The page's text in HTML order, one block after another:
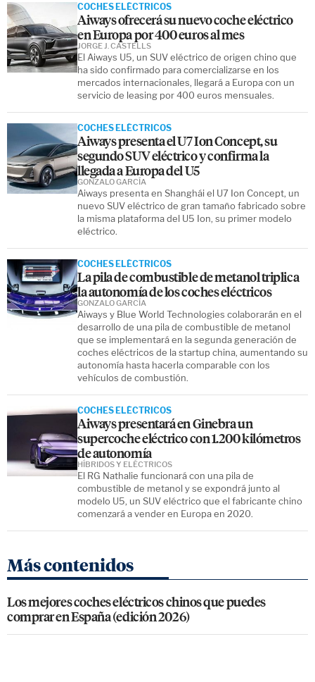
COCHES ELÉCTRICOS
Aiways ofrecerá su nuevo coche eléctrico
en Europa por 400 euros al mes
El Aiways U5, un SUV eléctrico de origen chino que
ha sido confirmado para comercializarse en los
mercados internacionales, llegará a Europa con un
servicio de leasing por 400 euros mensuales.
JORGE J. CASTELLS
COCHES ELÉCTRICOS
Aiways presenta el U7 Ion Concept, su
segundo SUV eléctrico y confirma la
llegada a Europa del U5
Aiways presenta en Shanghái el U7 Ion Concept, un
nuevo SUV eléctrico de gran tamaño fabricado sobre
la misma plataforma del U5 Ion, su primer modelo
eléctrico.
GONZALO GARCÍA
COCHES ELÉCTRICOS
La pila de combustible de metanol triplica
la autonomía de los coches eléctricos
Aiways y Blue World Technologies colaborarán en el
desarrollo de una pila de combustible de metanol
que se implementará en la segunda generación de
coches eléctricos de la startup china, aumentando su
autonomía hasta hacerla comparable con los
vehículos de combustión.
GONZALO GARCÍA
COCHES ELÉCTRICOS
Aiways presentará en Ginebra un
supercoche eléctrico con 1.200 kilómetros
de autonomía
El RG Nathalie funcionará con una pila de
combustible de metanol y se expondrá junto al
modelo U5, un SUV eléctrico que el fabricante chino
comenzará a vender en Europa en 2020.
HÍBRIDOS Y ELÉCTRICOS
Más contenidos
Los mejores coches eléctricos chinos que puedes
comprar en España (edición 2026)